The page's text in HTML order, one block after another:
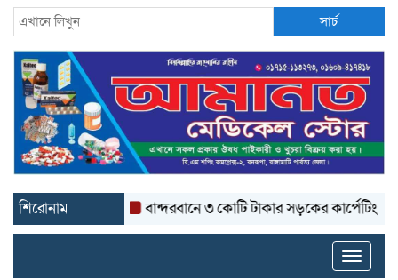
সার্চ
শিরোনাম বান্দরবানে ৩ কোটি টাকার সড়কের কার্পেটিং উঠে
Toggle